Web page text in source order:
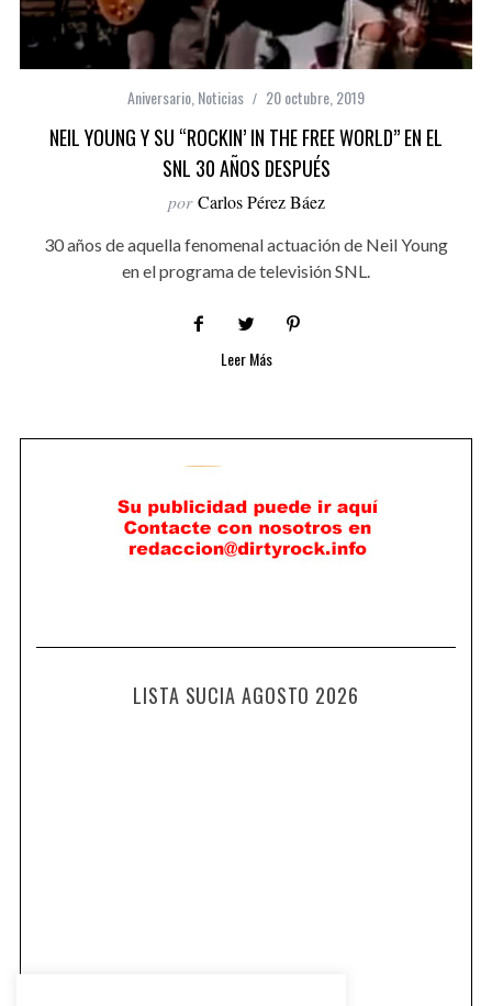
Aniversario,Noticias 20 octubre, 2019
NEIL YOUNG Y SU “ROCKIN’ IN THE FREE WORLD” EN EL
SNL 30 AÑOS DESPUÉS
por Carlos Pérez Báez
30 años de aquella fenomenal actuación de Neil Young
en el programa de televisión SNL.
Leer Más
LISTA SUCIA AGOSTO 2026